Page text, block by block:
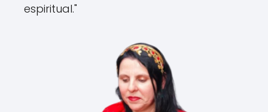
espiritual."